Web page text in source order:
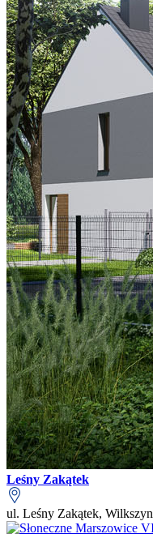
Leśny Zakątek
ul. Leśny Zakątek, Wilkszyn